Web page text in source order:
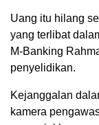
Uang itu hilang
yang terlibat
M-Banking
penyelidikan.
Kejanggalan
kamera